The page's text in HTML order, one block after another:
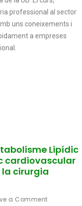
professional al sector
uns coneixements i
a empreses
Lipídic
cardiovascular
la cirurgia
a Comment